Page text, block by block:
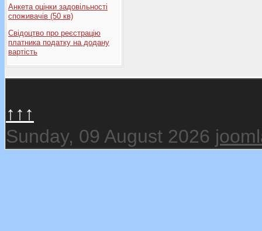
Анкета оцінки задовільності
споживачів (50 кв)
Свідоцтво про реєстрацію
платника податку на додану
вартість
↑↑↑
Sunday, 09 August 2026